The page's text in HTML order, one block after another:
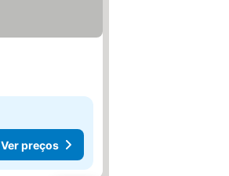
Ver preços